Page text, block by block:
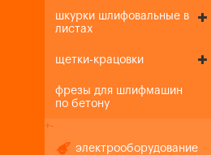
шкурки шлифовальные в
листах
щетки-крацовки
фрезы для шлифмашин
по бетону
+-
электрооборудование